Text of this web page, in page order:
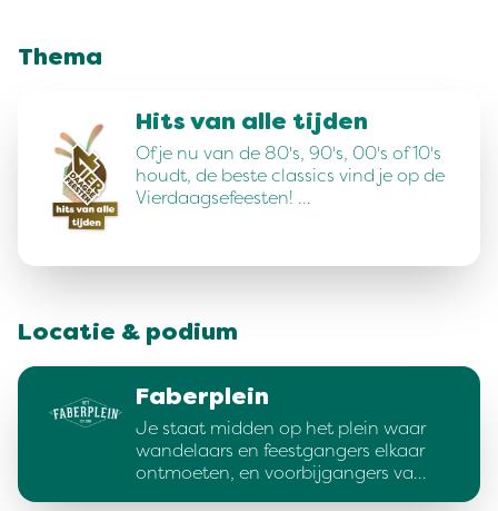
Thema
Hits van alle tijden
Of je nu van de 80's, 90's, 00's of 10's
houdt, de beste classics vind je op de
Vierdaagsefeesten! …
Locatie & podium
Faberplein
Je staat midden op het plein waar
wandelaars en feestgangers elkaar
ontmoeten, en voorbijgangers va…